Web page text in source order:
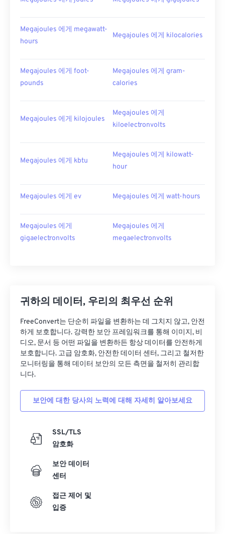
Megajoules 에게 megawatt-
hours
Megajoules 에게 kilocalories
Megajoules 에게 foot-
pounds
Megajoules 에게 gram-
calories
Megajoules 에게 kilojoules
Megajoules 에게
kiloelectronvolts
Megajoules 에게 kbtu
Megajoules 에게 kilowatt-
hour
Megajoules 에게 ev Megajoules 에게 watt-hours
Megajoules 에게
gigaelectronvolts
Megajoules 에게
megaelectronvolts
귀하의 데이터, 우리의 최우선 순위
FreeConvert는 단순히 파일을 변환하는 데 그치지 않고, 안전
하게 보호합니다. 강력한 보안 프레임워크를 통해 이미지, 비
디오, 문서 등 어떤 파일을 변환하든 항상 데이터를 안전하게
보호합니다. 고급 암호화, 안전한 데이터 센터, 그리고 철저한
모니터링을 통해 데이터 보안의 모든 측면을 철저히 관리합
니다.
보안에 대한 당사의 노력에 대해 자세히 알아보세요
SSL/TLS
암호화
보안 데이터
센터
접근 제어 및
입증